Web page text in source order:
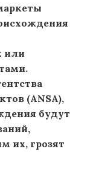
или
(ANSA),
будут
их, грозят